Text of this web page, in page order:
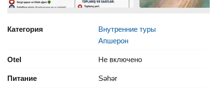
Категория
Внутренние туры
Апшерон
Otel Не включено
Питание Səhər